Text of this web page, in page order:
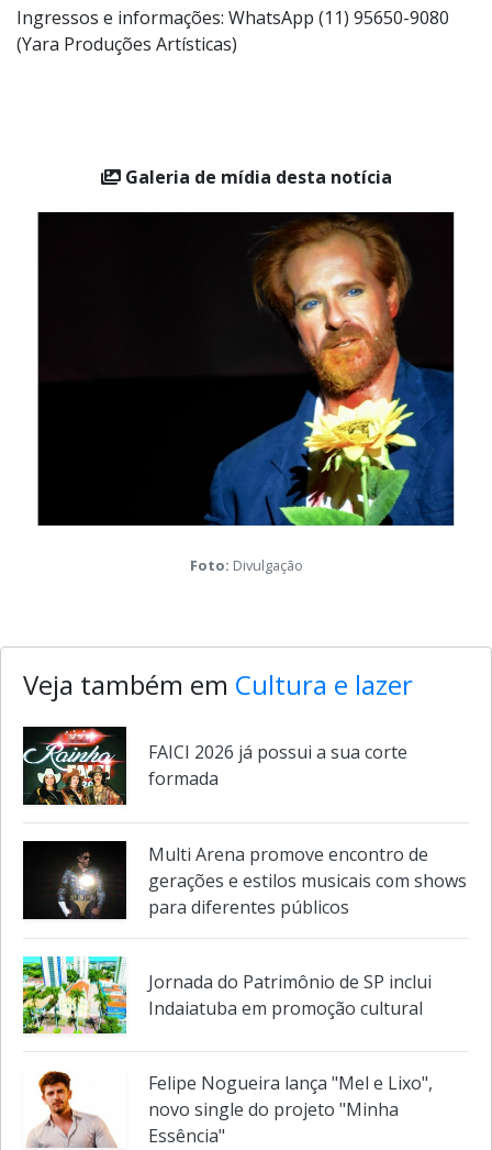
Ingressos e informações: WhatsApp (11) 95650-9080
(Yara Produções Artísticas)
Galeria de mídia desta notícia
Divulgação
Veja também em Cultura e lazer
FAICI 2026 já possui a sua corte
formada
Multi Arena promove encontro de
gerações e estilos musicais com shows
para diferentes públicos
Jornada do Patrimônio de SP inclui
Indaiatuba em promoção cultural
Felipe Nogueira lança "Mel e Lixo",
novo single do projeto "Minha